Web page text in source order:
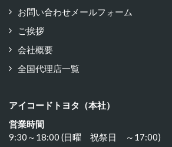
お問い合わせメールフォーム
ご挨拶
会社概要
全国代理店一覧
アイコードトヨタ（本社）
営業時間
9:30～18:00 (日曜 祝祭日 ～17:00)